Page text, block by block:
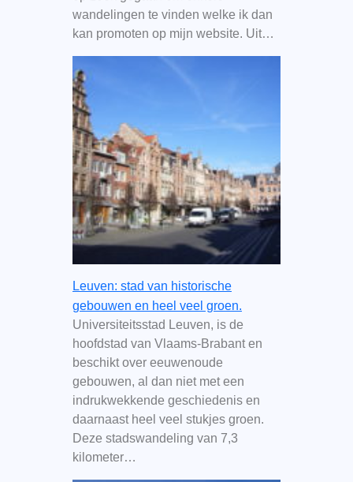
wandelingen te vinden welke ik dan
kan promoten op mijn website. Uit…
Leuven: stad van historische
gebouwen en heel veel groen.
Universiteitsstad Leuven, is de
hoofdstad van Vlaams-Brabant en
beschikt over eeuwenoude
gebouwen, al dan niet met een
indrukwekkende geschiedenis en
daarnaast heel veel stukjes groen.
Deze stadswandeling van 7,3
kilometer…